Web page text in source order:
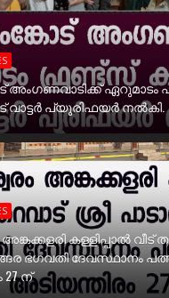
അംഗണവാടിക്ക്
വാട്ടർ പ്യൂരിഫയർ നൽകി.
കള്ളിപ്പാൽ വീട്
ഭഗവതി ദേവസ്ഥാനം
27 ന്